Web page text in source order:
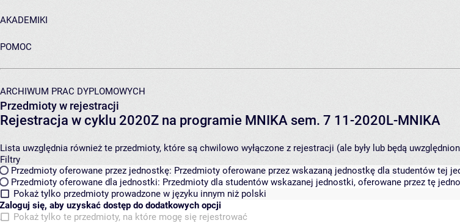
AKADEMIKI
POMOC
ARCHIWUM PRAC DYPLOMOWYCH
Przedmioty w rejestracji
Rejestracja w cyklu 2020Z na programie MNIKA sem. 7 11-2020L-MNIKA
Lista uwzględnia również te przedmioty, które są chwilowo wyłączone z rejestracji (ale były lub będą
Filtry
Przedmioty oferowane przez jednostkę: Przedmioty oferowane przez wskazaną jednostkę dla studentów tej
Przedmioty oferowane dla jednostki: Przedmioty dla studentów wskazanej jednostki, oferowane przez tę
Pokaż tylko przedmioty prowadzone w języku innym niż polski
Zaloguj się, aby uzyskać dostęp do dodatkowych opcji
Pokaż tylko te przedmioty, na które mogę się rejestrować